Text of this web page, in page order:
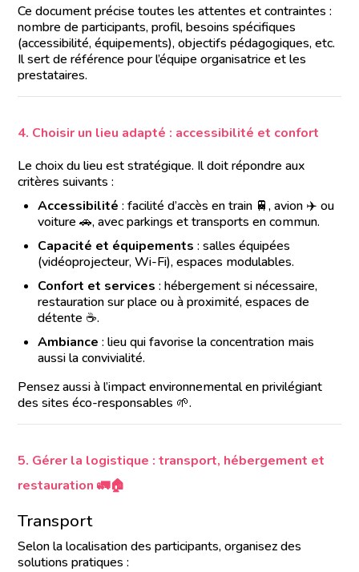
Ce document précise toutes les attentes et contraintes :
nombre de participants, profil, besoins spécifiques
(accessibilité, équipements), objectifs pédagogiques, etc.
Il sert de référence pour l’équipe organisatrice et les
prestataires.
4. Choisir un lieu adapté : accessibilité et confort
Le choix du lieu est stratégique. Il doit répondre aux
critères suivants :
Accessibilité : facilité d’accès en train 🚆, avion ✈️ ou
voiture 🚗, avec parkings et transports en commun.
Capacité et équipements : salles équipées
(vidéoprojecteur, Wi-Fi), espaces modulables.
Confort et services : hébergement si nécessaire,
restauration sur place ou à proximité, espaces de
détente ☕.
Ambiance : lieu qui favorise la concentration mais
aussi la convivialité.
Pensez aussi à l’impact environnemental en privilégiant
des sites éco-responsables 🌱.
5. Gérer la logistique : transport, hébergement et
restauration 🚛🏠
Transport
Selon la localisation des participants, organisez des
solutions pratiques :